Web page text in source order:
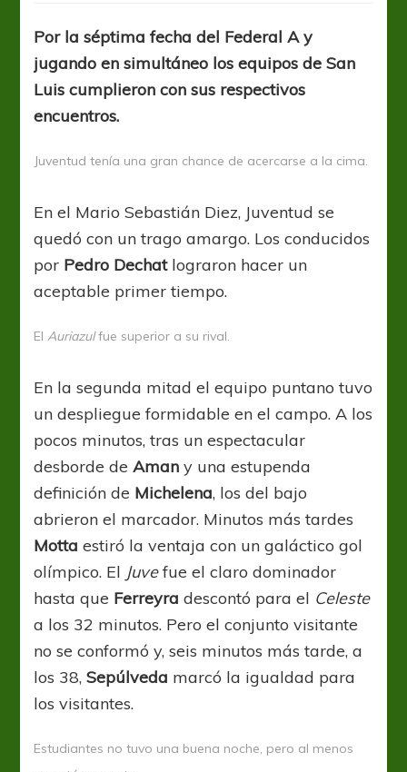
empató
Por la séptima fecha del Federal A y
jugando en simultáneo los equipos de San
Luis cumplieron con sus respectivos
encuentros.
Juventud tenía una gran chance de acercarse a la cima.
En el Mario Sebastián Diez, Juventud se
quedó con un trago amargo. Los conducidos
por Pedro Dechatlograron hacer un
aceptable primer tiempo.
ElAuriazulfue superior a su rival.
En la segunda mitad el equipo puntano tuvo
un despliegue formidable en el campo. A los
pocos minutos, tras un espectacular
desborde deAman y una estupenda
definición de Michelena, los del bajo
abrieron el marcador. Minutos más tardes
Motta estiró la ventaja con un galáctico gol
olímpico. El Juvefue el claro dominador
hasta que Ferreyra descontó para el Celeste
a los 32 minutos. Pero el conjunto visitante
no se conformó y, seis minutos más tarde, a
los 38,Sepúlveda marcó la igualdad para
los visitantes.
Estudiantes no tuvo una buena noche, pero al menos